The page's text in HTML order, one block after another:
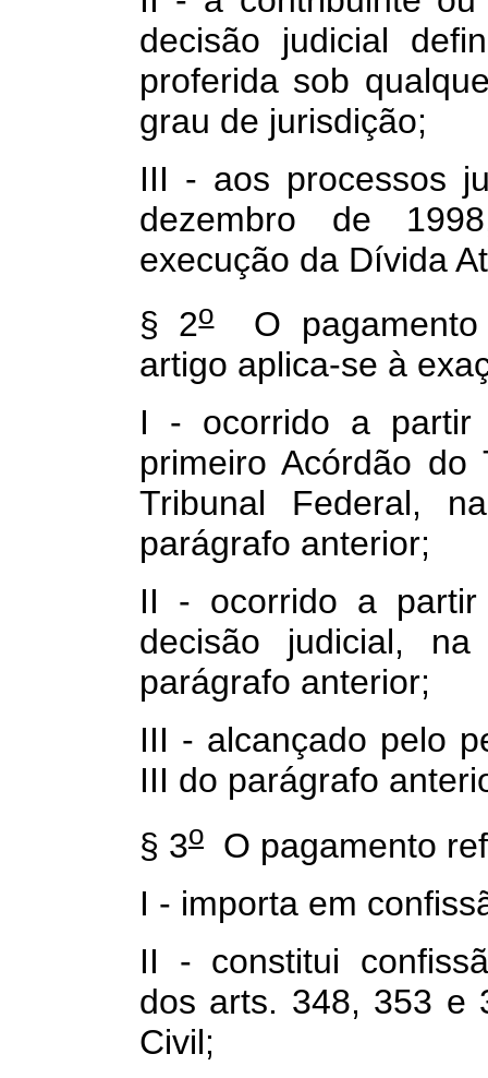
decisão judicial
proferida sob
grau de jurisdição;
III - aos processos
dezembro de
execução da Dívida
§ 2oO
artigo aplica-se à
I - ocorrido a partir
primeiro Acórdão do
Tribunal Federal,
parágrafo anterior;
II - ocorrido a
decisão judicial,
parágrafo anterior;
III - alcançado pelo
III do parágrafo
§ 3o O pagamento
I - importa em
II - constitui
dos arts. 348, 353 e
Civil;